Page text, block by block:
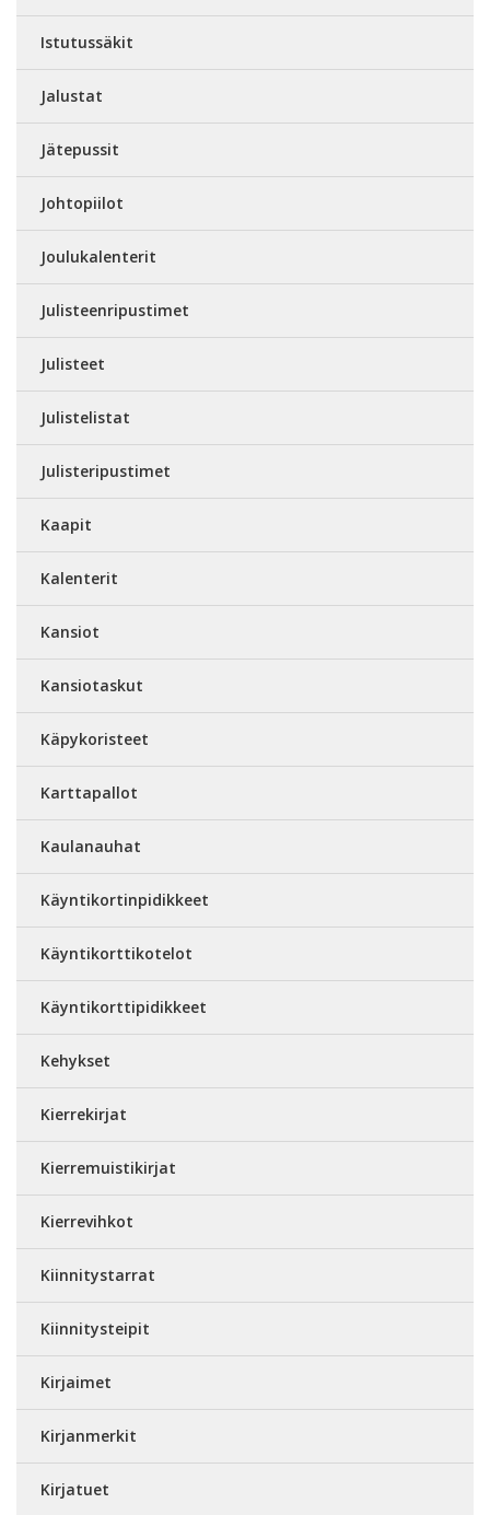
Istutussäkit
Jalustat
Jätepussit
Johtopiilot
Joulukalenterit
Julisteenripustimet
Julisteet
Julistelistat
Julisteripustimet
Kaapit
Kalenterit
Kansiot
Kansiotaskut
Käpykoristeet
Karttapallot
Kaulanauhat
Käyntikortinpidikkeet
Käyntikorttikotelot
Käyntikorttipidikkeet
Kehykset
Kierrekirjat
Kierremuistikirjat
Kierrevihkot
Kiinnitystarrat
Kiinnitysteipit
Kirjaimet
Kirjanmerkit
Kirjatuet